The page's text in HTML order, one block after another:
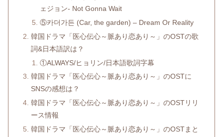
ェジョン- Not Gonna Wait
⑤카더가든 (Car, the garden) – Dream Or Reality
韓国ドラマ「医心伝心～脈あり恋あり～」のOSTの歌
詞&日本語訳は？
①ALWAYS/ヒョリン/日本語歌詞字幕
韓国ドラマ「医心伝心～脈あり恋あり～」のOSTに
SNSの感想は？
韓国ドラマ「医心伝心～脈あり恋あり～」のOSTリリ
ース情報
韓国ドラマ「医心伝心～脈あり恋あり～」のOSTまと